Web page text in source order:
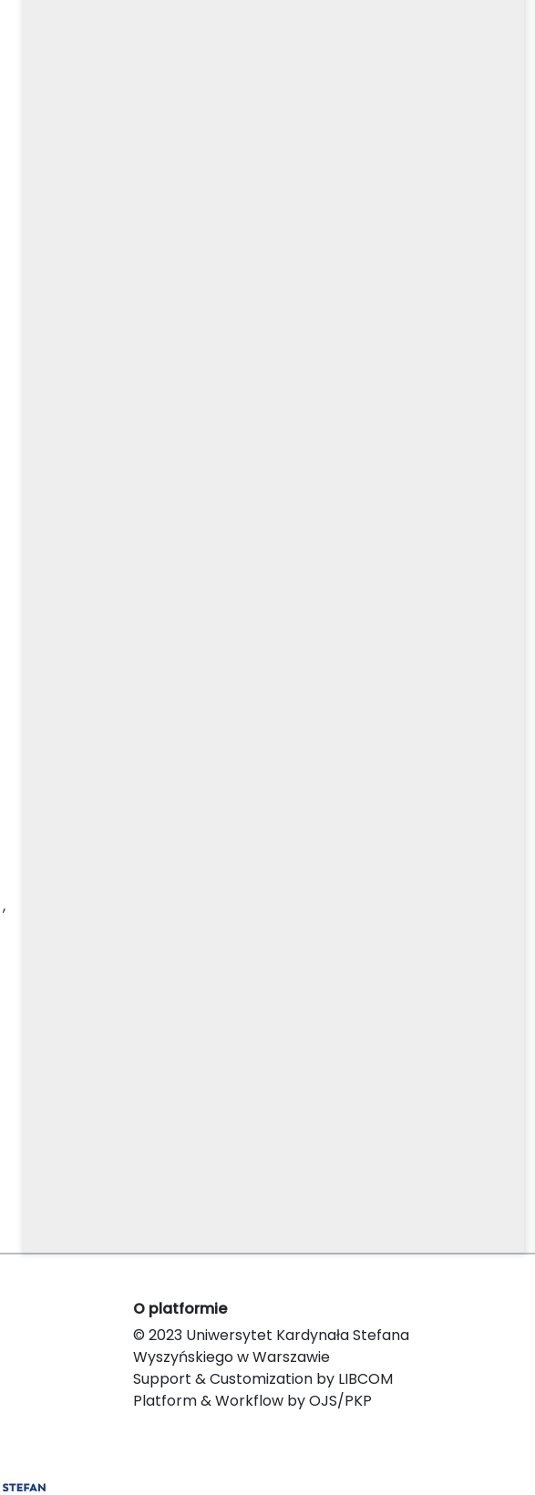
,
O platformie
© 2023 Uniwersytet Kardynała Stefana
Wyszyńskiego w Warszawie
Support & Customization by LIBCOM
Platform & Workflow by OJS/PKP